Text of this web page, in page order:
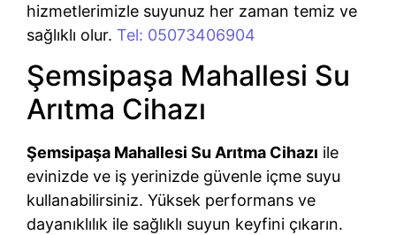
hizmetlerimizle suyunuz her zaman temiz ve
sağlıklı olur. Tel: 05073406904
Şemsipaşa Mahallesi Su
Arıtma Cihazı
Şemsipaşa Mahallesi Su Arıtma Cihazı ile
evinizde ve iş yerinizde güvenle içme suyu
kullanabilirsiniz. Yüksek performans ve
dayanıklılık ile sağlıklı suyun keyfini çıkarın.